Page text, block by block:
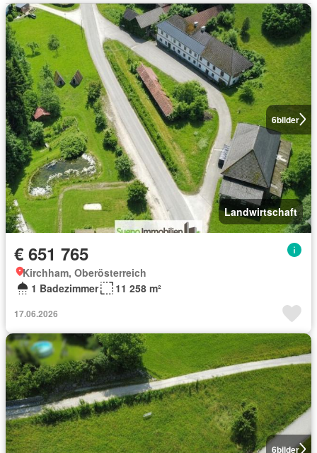
6bilder
Landwirtschaft
€ 651 765
Kirchham, Oberösterreich
1 Badezimmer
11 258 m²
17.06.2026
6bilder